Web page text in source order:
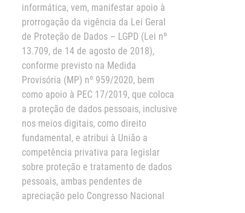
informática, vem, manifestar apoio à
prorrogação da vigência da Lei Geral
de Proteção de Dados – LGPD (Lei nº
13.709, de 14 de agosto de 2018),
conforme previsto na Medida
Provisória (MP) nº 959/2020, bem
como apoio à PEC 17/2019, que coloca
a proteção de dados pessoais, inclusive
nos meios digitais, como direito
fundamental, e atribui à União a
competência privativa para legislar
sobre proteção e tratamento de dados
pessoais, ambas pendentes de
apreciação pelo Congresso Nacional